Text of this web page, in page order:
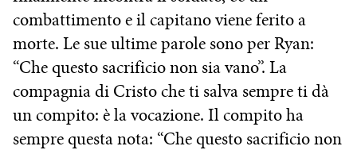
combattimento e il capitano viene ferito a
morte. Le sue ultime parole sono per Ryan:
“Che questo sacrificio non sia vano”. La
compagnia di Cristo che ti salva sempre ti dà
un compito: è la vocazione. Il compito ha
sempre questa nota: “Che questo sacrificio non